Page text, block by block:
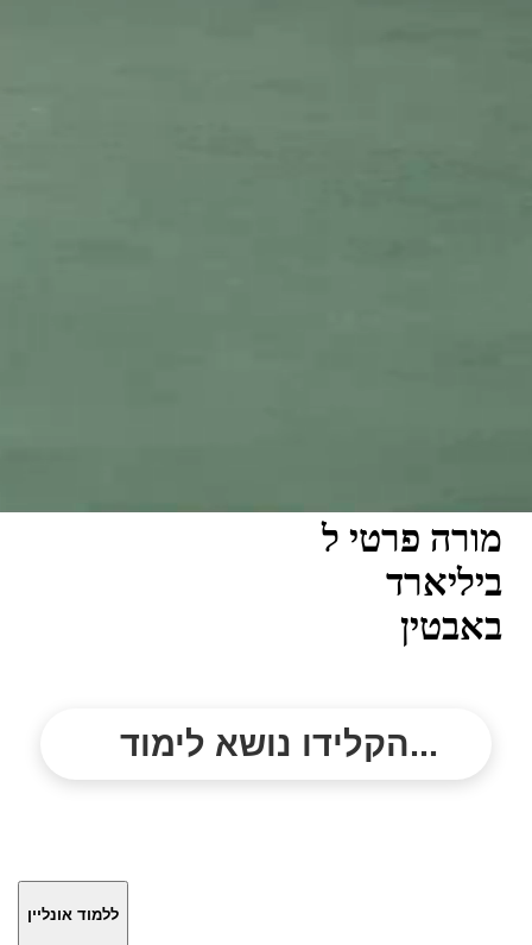
מורה פרטי ל
ביליארד
באבטין
הקלידו נושא לימוד...
ללמוד אונליין